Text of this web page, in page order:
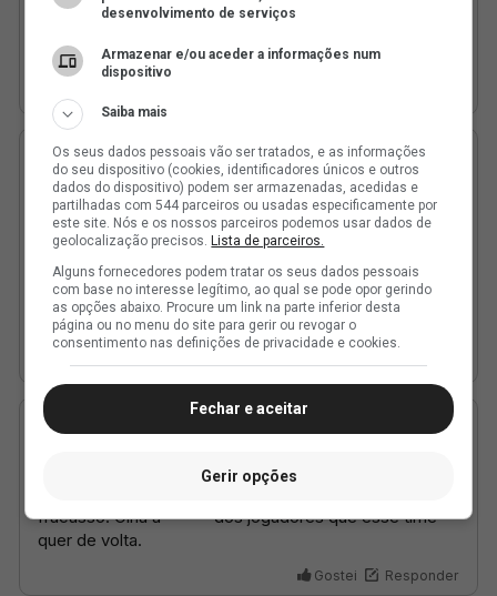
desenvolvimento de serviços
Armazenar e/ou aceder a informações num
dispositivo
Saiba mais
Os seus dados pessoais vão ser tratados, e as informações
do seu dispositivo (cookies, identificadores únicos e outros
dados do dispositivo) podem ser armazenadas, acedidas e
partilhadas com 544 parceiros ou usadas especificamente por
este site. Nós e os nossos parceiros podemos usar dados de
geolocalização precisos. Lista de parceiros.
Alguns fornecedores podem tratar os seus dados pessoais
com base no interesse legítimo, ao qual se pode opor gerindo
as opções abaixo. Procure um link na parte inferior desta
página ou no menu do site para gerir ou revogar o
consentimento nas definições de privacidade e cookies.
Fechar e aceitar
Gerir opções